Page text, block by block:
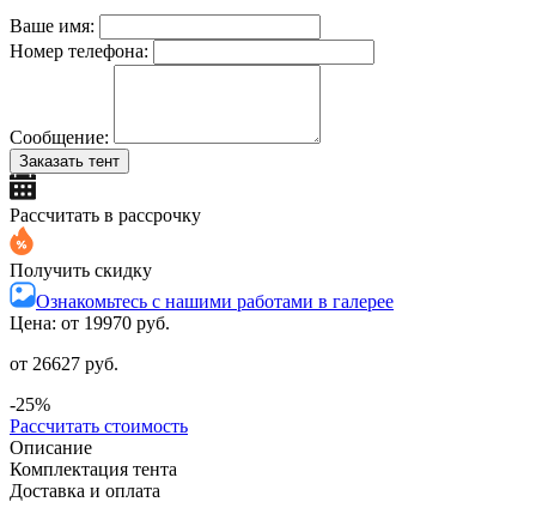
Ваше имя:
Номер телефона:
Сообщение:
Заказать тент
Рассчитать в рассрочку
Получить скидку
Ознакомьтесь с нашими работами в галерее
Цена: от 19970 руб.
от 26627 руб.
-25%
Рассчитать стоимость
Описание
Комплектация тента
Доставка и оплата